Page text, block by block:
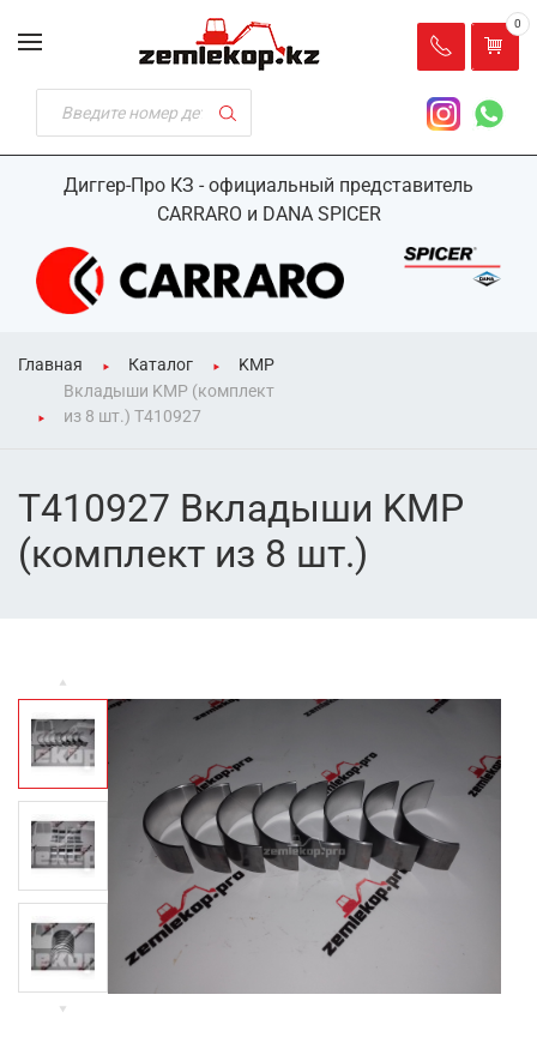
Диггер-Про КЗ - официальный представитель
CARRARO и DANA SPICER
0
Главная Каталог
KMP
Вкладыши KMP (комплект
из 8 шт.) T410927
T410927 Вкладыши KMP
(комплект из 8 шт.)